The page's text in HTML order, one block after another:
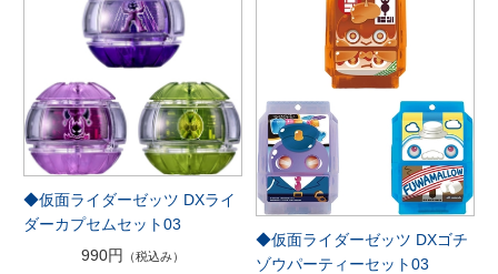
◆仮面ライダーゼッツ DXライ
ダーカプセムセット03
990円
（税込み）
◆仮面ライダーゼッツ DXゴチ
ゾウパーティーセット03